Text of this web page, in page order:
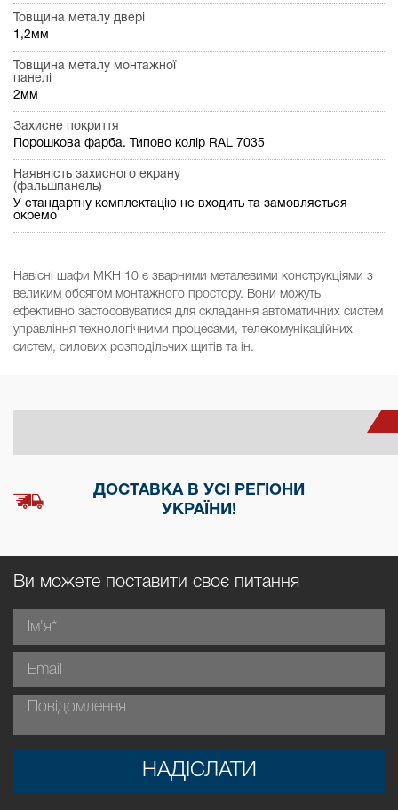
Товщина металу двері
1,2мм
Товщина металу монтажної
панелі
2мм
Захисне покриття
Порошкова фарба. Типово колір RAL 7035
Наявність захисного екрану
(фальшпанель)
У стандартну комплектацію не входить та замовляється
окремо
Навісні шафи МКН 10 є зварними металевими конструкціями з
великим обсягом монтажного простору. Вони можуть
ефективно застосовуватися для складання автоматичних систем
управління технологічними процесами, телекомунікаційних
систем, силових розподільчих щитів та ін.
ДОСТАВКА В УСІ РЕГІОНИ
УКРАЇНИ!
Ви можете поставити своє питання
НАДІСЛАТИ